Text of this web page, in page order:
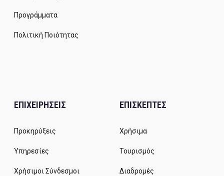
Προγράμματα
Πολιτική Ποιότητας
ΕΠΙΧΕΙΡΗΣΕΙΣ
Προκηρύξεις
Υπηρεσίες
Χρήσιμοι Σύνδεσμοι
ΕΠΙΣΚΕΠΤΕΣ
Χρήσιμα
Τουρισμός
Διαδρομές